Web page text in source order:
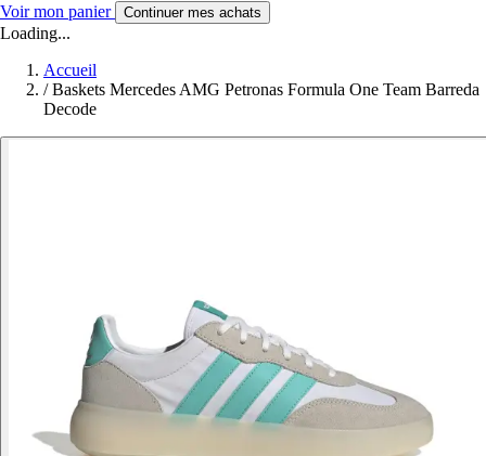
Voir mon panier Continuer mes achats
Loading...
Accueil
/ Baskets Mercedes AMG Petronas Formula One Team Barreda
Decode